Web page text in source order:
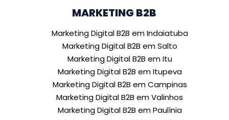
MARKETING B2B
Marketing Digital B2B em Indaiatuba
Marketing Digital B2B em Salto
Marketing Digital B2B em Itu
Marketing Digital B2B em Itupeva
Marketing Digital B2B em Campinas
Marketing Digital B2B em Valinhos
Marketing Digital B2B em Paulínia